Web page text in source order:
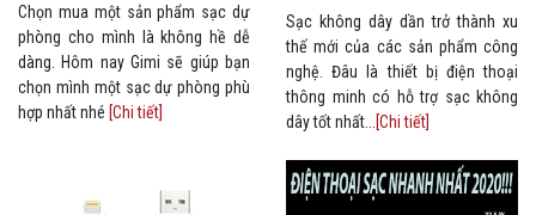
Chọn mua một sản phẩm sạc dự
phòng cho mình là không hề dễ
dàng. Hôm nay Gimi sẽ giúp bạn
chọn mình một sạc dự phòng phù
hợp nhất nhé [Chi tiết]
Sạc không dây dần trở thành xu
thế mới của các sản phẩm công
nghệ. Đâu là thiết bị điện thoại
thông minh có hỗ trợ sạc không
dây tốt nhất...
[Chi tiết]